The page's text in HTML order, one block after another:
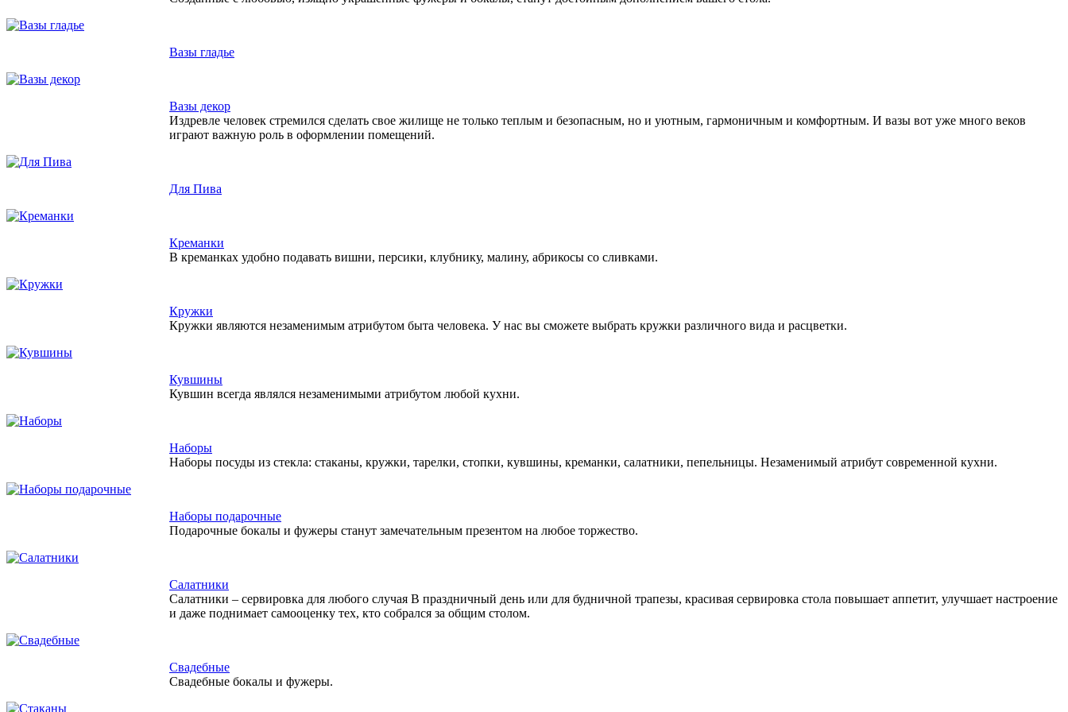
Вазы гладье
Вазы декор
Издревле человек стремился сделать свое жилище не только теплым и безопасным, но и уютным, гармоничным и комфортным. И вазы вот уже много веков
играют важную роль в оформлении помещений.
Для Пива
Креманки
В креманках удобно подавать вишни, персики, клубнику, малину, абрикосы со сливками.
Кружки
Кружки являются незаменимым атрибутом быта человека. У нас вы сможете выбрать кружки различного вида и расцветки.
Кувшины
Кувшин всегда являлся незаменимыми атрибутом любой кухни.
Наборы
Наборы посуды из стекла: стаканы, кружки, тарелки, стопки, кувшины, креманки, салатники, пепельницы. Незаменимый атрибут современной кухни.
Наборы подарочные
Подарочные бокалы и фужеры станут замечательным презентом на любое торжество.
Салатники
Салатники – сервировка для любого случая В праздничный день или для будничной трапезы, красивая сервировка стола повышает аппетит, улучшает настроение
и даже поднимает самооценку тех, кто собрался за общим столом.
Свадебные
Свадебные бокалы и фужеры.